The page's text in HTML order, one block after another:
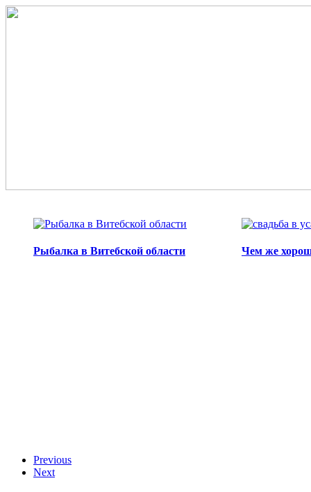
Перейти к основному содержанию
Рыбалка в Витебской области Чем же
Previous
Next